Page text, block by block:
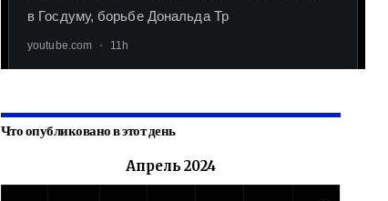
Что опубликовано в этот день
Апрель 2024